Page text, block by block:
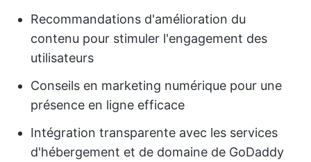
Recommandations d'amélioration du
contenu pour stimuler l'engagement des
utilisateurs
Conseils en marketing numérique pour une
présence en ligne efficace
Intégration transparente avec les services
d'hébergement et de domaine de GoDaddy